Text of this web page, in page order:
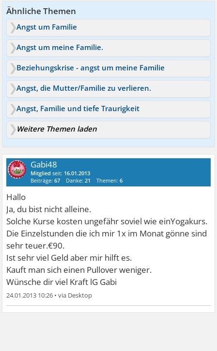
Ähnliche Themen
Angst um Familie
Angst um meine Familie.
Beziehungskrise - angst um meine Familie
Angst, die Mutter/Familie zu verlieren.
Angst, Familie und tiefe Traurigkeit
Weitere Themen laden
Gabi48
Mitglied seit: 16.01.2013
Beiträge:67 Danke:21 Themen:6
Hallo
Ja, du bist nicht alleine.
Solche Kurse kosten ungefähr soviel wie einYogakurs.
Die Einzelstunden die ich mir 1x im Monat gönne sind
sehr teuer.€90.
Ist sehr viel Geld aber mir hilft es.
Kauft man sich einen Pullover weniger.
Wünsche dir viel Kraft lG Gabi
24.01.2013 10:26 •